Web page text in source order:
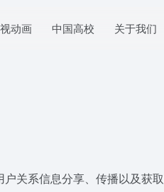
动画 中国高校 关于我们
关系信息分享、传播以及获